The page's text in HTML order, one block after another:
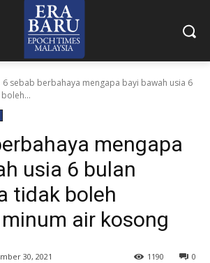
6 sebab berbahaya mengapa bayi bawah usia 6
mengapa
usia 6 bulan
tidak boleh
air kosong
30, 2021 0
1190